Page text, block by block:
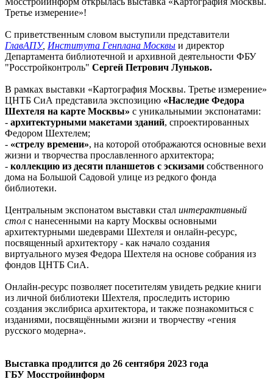
Третье измерение»!
С приветственным словом выступили представители
ГлавАПУ, Института Генплана Москвы и директор
Департамента библиотечной и архивной деятельности ФБУ
"Росстройконтроль" Сергей Петрович Луньков.
В рамках выставки «Картография Москвы. Третье измерение»
ЦНТБ СиА представила экспозицию «Наследие Федора
Шехтеля на карте Москвы» с уникальнымии экспонатами:
- архитектурными макетами зданий, спроектированных
Федором Шехтелем;
- «стрелу времени», на которой отображаются основные вехи
жизни и творчества прославленного архитектора;
- коллекцию из десяти планшетов с эскизами собственного
дома на Большой Садовой улице из редкого фонда
библиотеки.
Центральным экспонатом выставки стал интерактивный
стол с нанесенными на карту Москвы основными
архитектурными шедеврами Шехтеля и онлайн-ресурс,
посвященный архитектору - как начало создания
виртуального музея Федора Шехтеля на основе собрания из
фондов ЦНТБ СиА.
Онлайн-ресурс позволяет посетителям увидеть редкие книги
из личной библиотеки Шехтеля, проследить историю
создания экслибриса архитектора, и также познакомиться с
изданиями, посвящёнными жизни и творчеству «гения
русского модерна».
Выставка продлится до 26 сентября 2023 года
ГБУ Мосстройинформ